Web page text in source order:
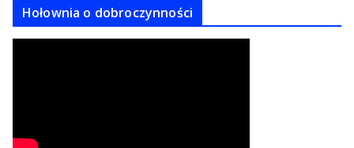
Hołownia o dobroczynności